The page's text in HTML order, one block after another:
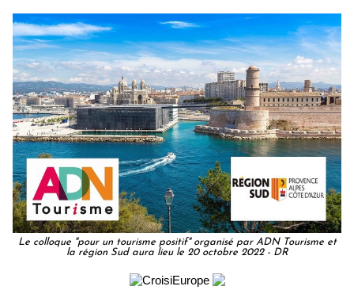
Le colloque "pour un tourisme positif" organisé par ADN Tourisme et
la région Sud aura lieu le 20 octobre 2022 - DR